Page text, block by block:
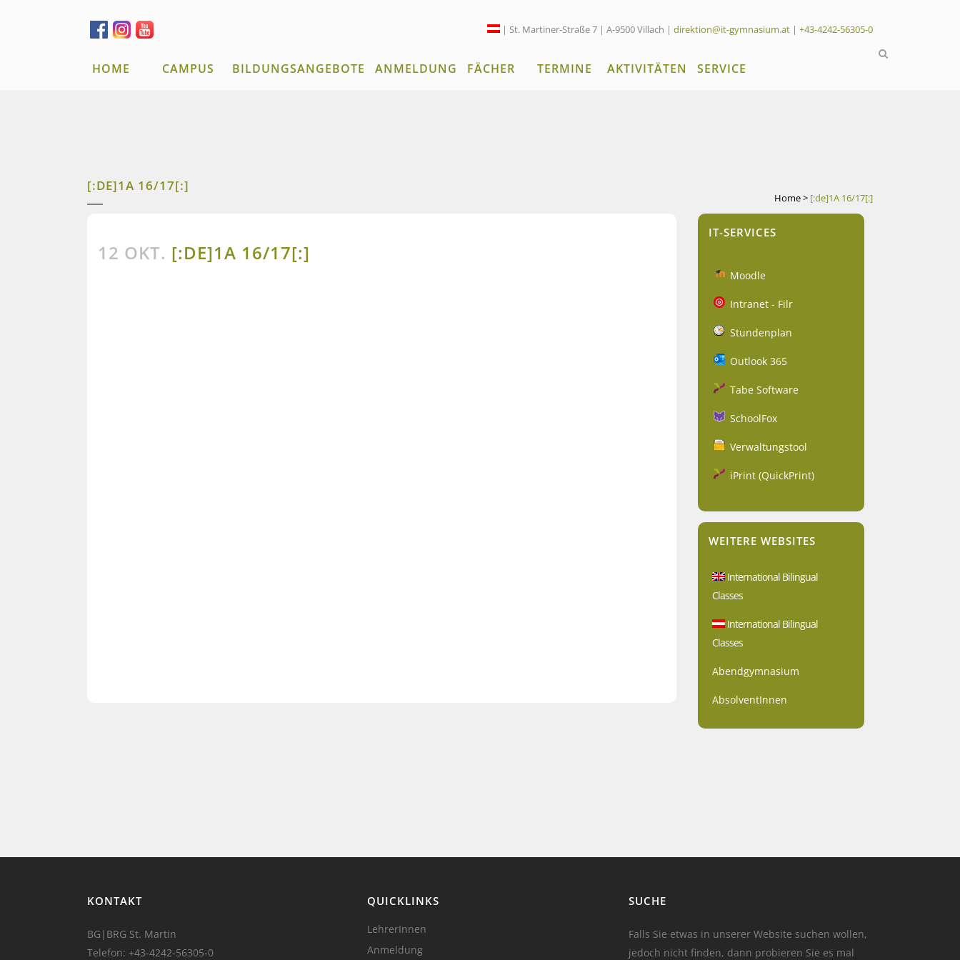
| St. Martiner-Straße 7 | A-9500 Villach | direktion@it-gymnasium.at | +43-4242-56305-0
HOME CAMPUS BILDUNGSANGEBOTE ANMELDUNG FÄCHER TERMINE AKTIVITÄTEN SERVICE
[:DE]1A 16/17[:]
Home> [:de]1A 16/17[:]
12 OKT. [:DE]1A 16/17[:]
IT-SERVICES
Moodle
Intranet - Filr
Stundenplan
Outlook 365
Tabe Software
SchoolFox
Verwaltungstool
iPrint (QuickPrint)
WEITERE WEBSITES
International Bilingual
Classes
International Bilingual
Classes
Abendgymnasium
AbsolventInnen
KONTAKT
BG|BRG St. Martin
Telefon: +43-4242-56305-0
QUICKLINKS
LehrerInnen
Anmeldung
SUCHE
Falls Sie etwas in unserer Website suchen wollen,
jedoch nicht finden, dann probieren Sie es mal